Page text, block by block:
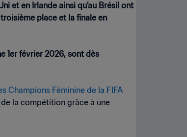
et en Irlande ainsi qu’au Brésil ont
place et la finale en
1er février 2026, sont dès
Champions Féminine de la FIFA
la compétition grâce à une